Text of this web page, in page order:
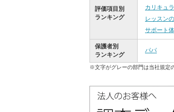
評価項目別
ランキング
カリキュ
レッスン
サポート
保護者別
ランキング
パパ
※文字がグレーの部門は当社規定